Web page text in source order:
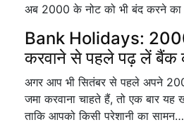
अब 2000 के नोट को भी बंद करने का
Bank Holidays:
करवाने से पहले पढ़ लें बैंक
अगर आप भी सितंबर से पहले अपने
जमा करवाना चाहते हैं, तो एक बार
ताकि आपको किसी परेशानी का सामन…